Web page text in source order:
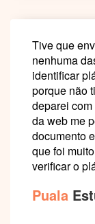
Tive que
nenhuma
identificar
porque não
deparei
da web me
documento
que foi
verificar o
Puala